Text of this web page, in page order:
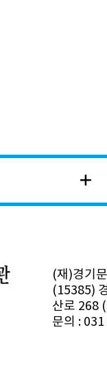
(재)경기
(15385)
산로 268
문의 :